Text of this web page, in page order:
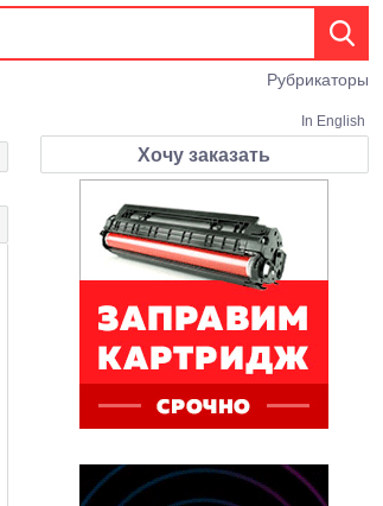
Рубрикаторы
In English
Хочу заказать